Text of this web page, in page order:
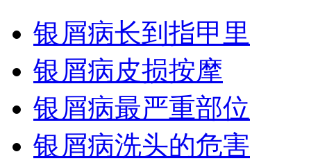
银屑病长到指甲里
银屑病皮损按摩
银屑病最严重部位
银屑病洗头的危害